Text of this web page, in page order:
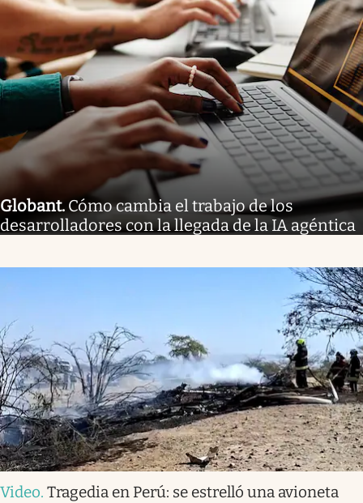
Globant. Cómo cambia el trabajo de los
desarrolladores con la llegada de la IA agéntica
Video. Tragedia en Perú: se estrelló una avioneta